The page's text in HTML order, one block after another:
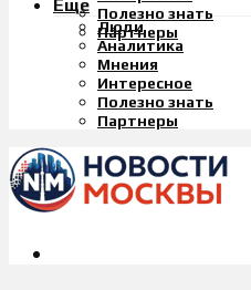
Полезно знать
Партнеры
Еще
Люди
Аналитика
Мнения
Интересное
Полезно знать
Партнеры